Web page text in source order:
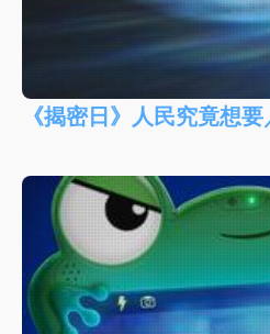
《揭密日》人民究竟想